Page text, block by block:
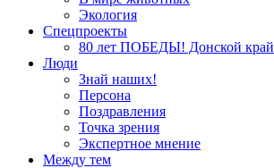
Экология
Спецпроекты
80 лет ПОБЕДЫ! Донской край
Люди
Знай наших!
Персона
Поздравления
Точка зрения
Экспертное мнение
Между тем